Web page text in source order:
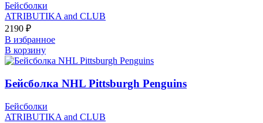
Бейсболки
ATRIBUTIKA and CLUB
2190 ₽
В избранное
В корзину
Бейсболка NHL Pittsburgh Penguins
Бейсболки
ATRIBUTIKA and CLUB